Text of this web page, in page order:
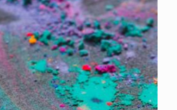
SOCIAL MEDIA